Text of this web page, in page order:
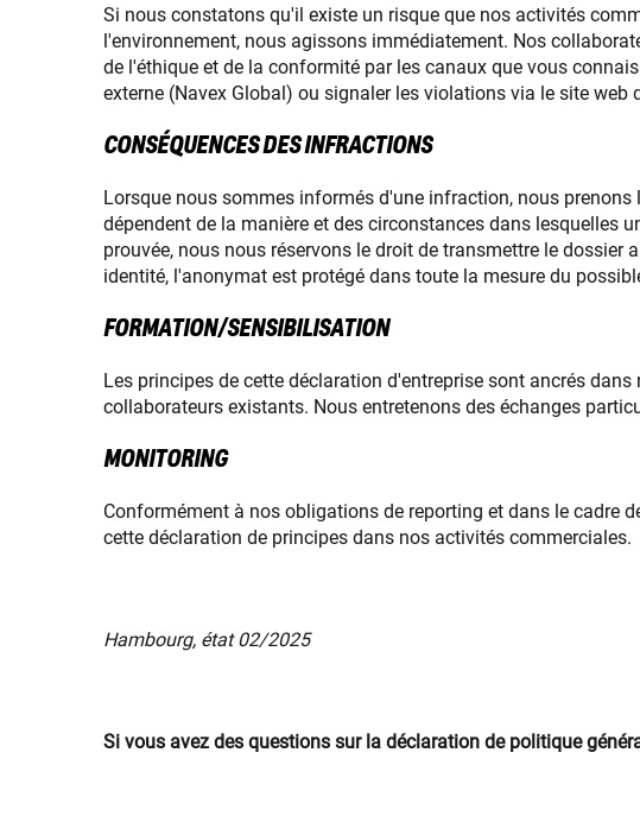
Si nous constatons qu'il existe un risque que nos activités
l'environnement, nous agissons immédiatement. Nos
de l'éthique et de la conformité par les canaux que vous
externe (Navex Global) ou signaler les violations via le site web
CONSÉQUENCES DES INFRACTIONS
Lorsque nous sommes informés d'une infraction, nous
dépendent de la manière et des circonstances dans lesquelles
prouvée, nous nous réservons le droit de transmettre le
identité, l'anonymat est protégé dans toute la mesure du
FORMATION/SENSIBILISATION
Les principes de cette déclaration d'entreprise sont ancrés
collaborateurs existants. Nous entretenons des échanges
MONITORING
Conformément à nos obligations de reporting et dans le cadre
cette déclaration de principes dans nos activités commerciales.
Hambourg, état 02/2025
Si vous avez des questions sur la déclaration de politique